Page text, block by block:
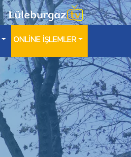
ONLİNE İŞLEMLER